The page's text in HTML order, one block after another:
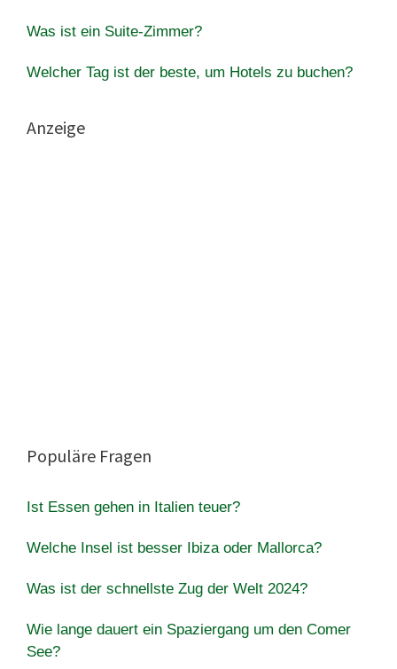
Was ist ein Suite-Zimmer?
Welcher Tag ist der beste, um Hotels zu buchen?
Anzeige
Populäre Fragen
Ist Essen gehen in Italien teuer?
Welche Insel ist besser Ibiza oder Mallorca?
Was ist der schnellste Zug der Welt 2024?
Wie lange dauert ein Spaziergang um den Comer
See?